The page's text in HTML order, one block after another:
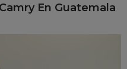
En Guatemala